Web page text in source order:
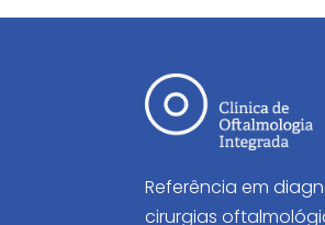
Referência em
cirurgias